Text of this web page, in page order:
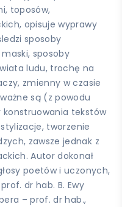
toposów,
opisuje wyprawy
sposoby
sposoby
ludu, trochę na
zmienny w czasie
są (z powodu
tekstów
tworzenie
zawsze jednak z
Autor dokonał
poetów i uczonych,
dr hab. B. Ewy
– prof. dr hab.,